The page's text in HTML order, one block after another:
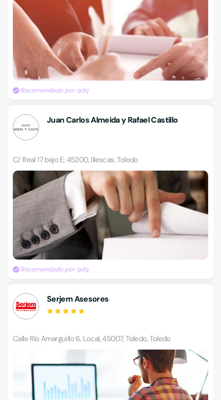
Recomendado por qdq
Juan Carlos Almeida y Rafael Castillo
C/ Real 17 bajo E, 45200, Illescas, Toledo
Recomendado por qdq
Serjem Asesores
Calle Río Amarguillo 6, Local, 45007, Toledo, Toledo